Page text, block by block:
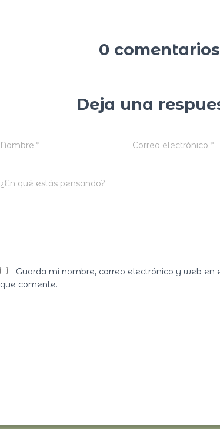
0 comentarios
Deja una
Nombre * Correo electrónico*
¿En qué estás pensando?
Guarda mi nombre, correo electrónico y web en
que comente.